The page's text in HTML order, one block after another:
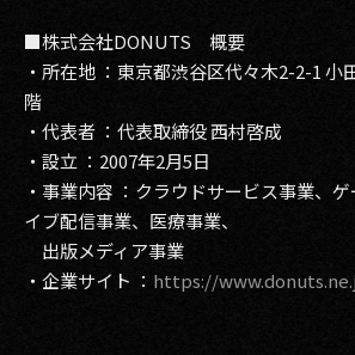
■株式会社DONUTS 概要
・所在地 ：東京都渋谷区代々木2-2-1 小
階
・代表者 ：代表取締役 西村啓成
・設立 ：2007年2月5日
・事業内容 ：クラウドサービス事業、
イブ配信事業、医療事業、
出版メディア事業
・企業サイト ： https://